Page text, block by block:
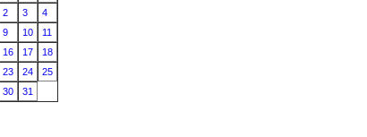
2 3
4
9 10
11
16 17
18
23 24
25
30 31